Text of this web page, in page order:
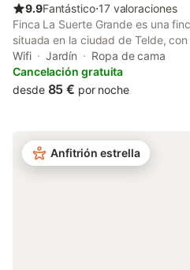
9.9Fantástico⋅17 valoraciones
Finca La Suerte Grande es una
situada en la ciudad de Telde,
árboles frutales. Es difícil
en medio de la ciudad; este lugar
público en 2022. La finca dispone
compuesta por 4 viviendas
Dalia. Tiene capacidad para 3
cocina, baño, 2 camas
Wifi Jardín
Ropa de cama
Cancelación gratuita
desde 85 € por noche
Anfitrión estrella